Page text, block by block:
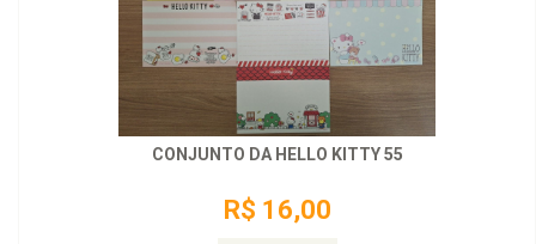
CONJUNTO DA HELLO KITTY 55
R$ 16,00